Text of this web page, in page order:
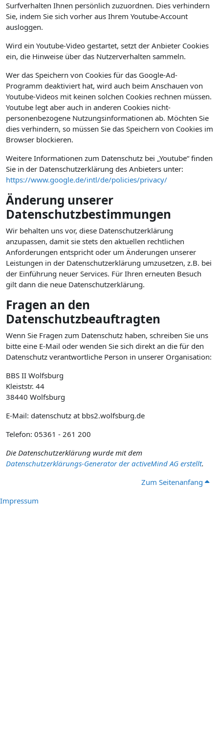
Surfverhalten Ihnen persönlich zuzuordnen. Dies verhindern
Sie, indem Sie sich vorher aus Ihrem Youtube-Account
ausloggen.
Wird ein Youtube-Video gestartet, setzt der Anbieter Cookies
ein, die Hinweise über das Nutzerverhalten sammeln.
Wer das Speichern von Cookies für das Google-Ad-
Programm deaktiviert hat, wird auch beim Anschauen von
Youtube-Videos mit keinen solchen Cookies rechnen müssen.
Youtube legt aber auch in anderen Cookies nicht-
personenbezogene Nutzungsinformationen ab. Möchten Sie
dies verhindern, so müssen Sie das Speichern von Cookies im
Browser blockieren.
Weitere Informationen zum Datenschutz bei „Youtube“ finden
Sie in der Datenschutzerklärung des Anbieters unter:
https://www.google.de/intl/de/policies/privacy/
Änderung unserer
Datenschutzbestimmungen
Wir behalten uns vor, diese Datenschutzerklärung
anzupassen, damit sie stets den aktuellen rechtlichen
Anforderungen entspricht oder um Änderungen unserer
Leistungen in der Datenschutzerklärung umzusetzen, z.B. bei
der Einführung neuer Services. Für Ihren erneuten Besuch
gilt dann die neue Datenschutzerklärung.
Fragen an den
Datenschutzbeauftragten
Wenn Sie Fragen zum Datenschutz haben, schreiben Sie uns
bitte eine E-Mail oder wenden Sie sich direkt an die für den
Datenschutz verantwortliche Person in unserer Organisation:
BBS II Wolfsburg
Kleiststr. 44
38440 Wolfsburg
E-Mail: datenschutz at bbs2.wolfsburg.de
Telefon: 05361 - 261 200
Die Datenschutzerklärung wurde mit dem
Datenschutzerklärungs-Generator der activeMind AG erstellt.
Zum Seitenanfang
Impressum